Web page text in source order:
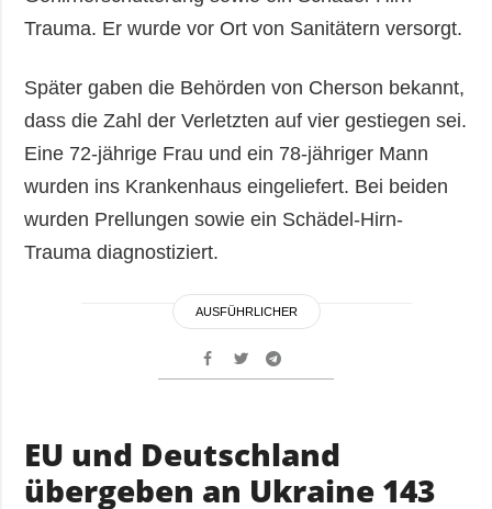
Trauma. Er wurde vor Ort von Sanitätern versorgt.
Später gaben die Behörden von Cherson bekannt,
dass die Zahl der Verletzten auf vier gestiegen sei.
Eine 72-jährige Frau und ein 78-jähriger Mann
wurden ins Krankenhaus eingeliefert. Bei beiden
wurden Prellungen sowie ein Schädel-Hirn-
Trauma diagnostiziert.
AUSFÜHRLICHER
EU und Deutschland
übergeben an Ukraine 143